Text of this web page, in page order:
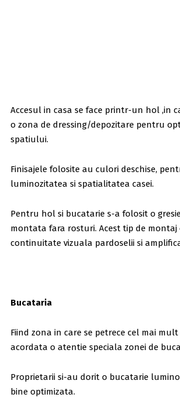
Accesul in casa se face printr-un hol ,in
o zona de dressing/depozitare pentru
spatiului.
Finisajele folosite au culori deschise,
luminozitatea si spatialitatea casei.
Pentru hol si bucatarie s-a folosit o
montata fara rosturi. Acest tip de montaj
continuitate vizuala pardoselii si
Bucataria
Fiind zona in care se petrece cel mai
acordata o atentie speciala zonei de
Proprietarii si-au dorit o bucatarie
bine optimizata.